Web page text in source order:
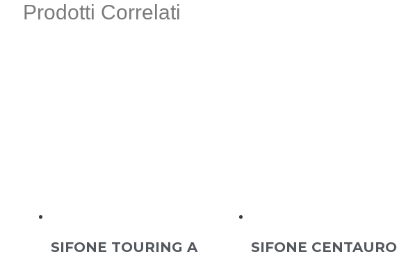
Prodotti Correlati
SIFONE TOURING A SIFONE CENTAURO